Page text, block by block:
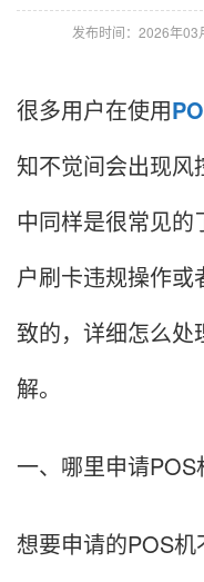
发布时间：2026年03
很多用户在使用
知不觉间会出现风
中同样是很常见
户刷卡违规操作或
致的，详细怎么处
解。
一、哪里申请POS
想要申请的POS